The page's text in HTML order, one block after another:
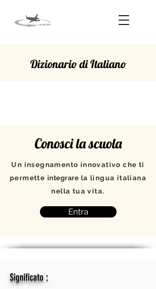
Dizionario di Italiano
Conosci la scuola
Un insegnamento innovativo che ti
permette integrare la lingua italiana
nella tua vita.
Entra
Significato: